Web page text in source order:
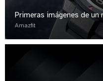
Primeras imágenes de
Amazfit